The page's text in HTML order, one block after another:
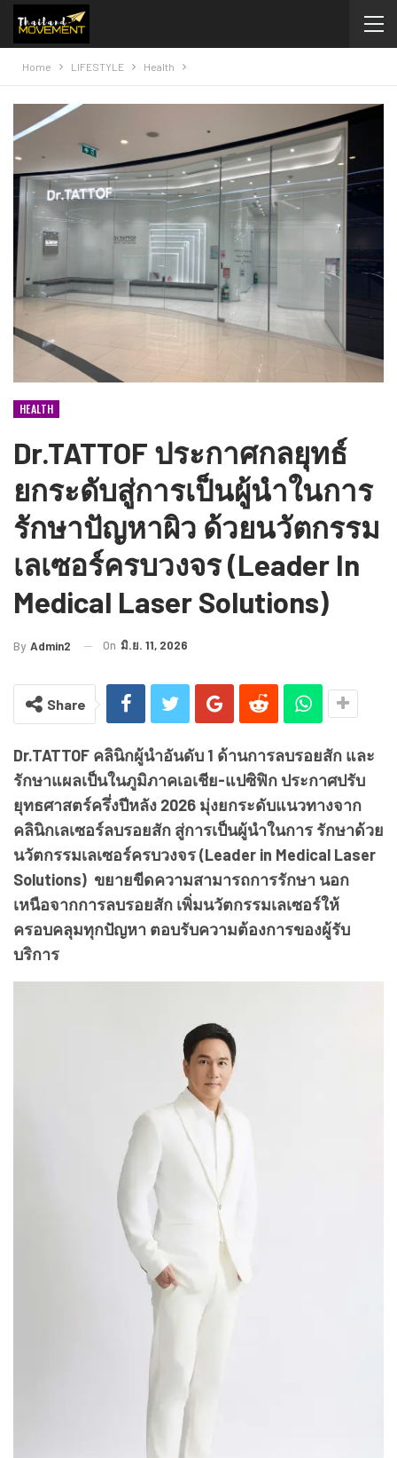
Home LIFESTYLE Health
HEALTH
Dr.TATTOF ประกาศกลยุทธ์
ยกระดับสู่การเป็นผู้นำในการ
รักษาปัญหาผิว ด้วยนวัตกรรม
เลเซอร์ครบวงจร (Leader In
Medical Laser Solutions)
By Admin2 On มิ.ย. 11, 2026
Share
Dr.TATTOF คลินิกผู้นำอันดับ 1 ด้านการลบรอยสัก และ
รักษาแผลเป็นในภูมิภาคเอเชีย-แปซิฟิก ประกาศปรับ
ยุทธศาสตร์ครึ่งปีหลัง 2026 มุ่งยกระดับแนวทางจาก
คลินิกเลเซอร์ลบรอยสัก สู่การเป็นผู้นำในการ รักษาด้วย
นวัตกรรมเลเซอร์ครบวงจร (Leader in Medical Laser
Solutions) ขยายขีดความสามารถการรักษา นอก
เหนือจากการลบรอยสัก เพิ่มนวัตกรรมเลเซอร์ให้
ครอบคลุมทุกปัญหา ตอบรับความต้องการของผู้รับ
บริการ